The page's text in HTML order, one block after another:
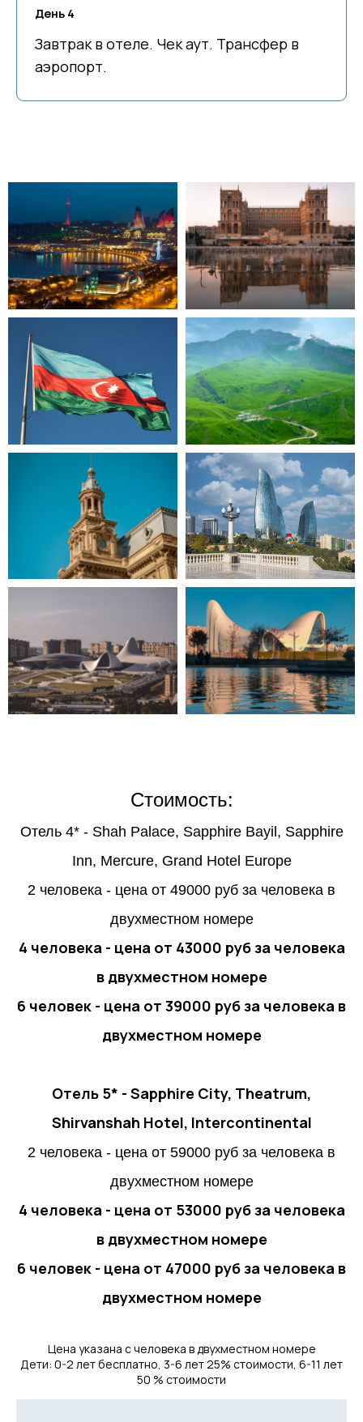
День 4
Завтрак в отеле. Чек аут. Трансфер в
аэропорт.
Стоимость:
Отель 4* - Shah Palace, Sapphire Bayil, Sapphire
Inn, Mеrcure, Grand Hotel Europe
2 человека - цена от 49000 руб за человека в
двухместном номере
4 человека - цена от 43000 руб за человека
в двухместном номере
6 человек - цена от 39000 руб за человека в
двухместном номере
Отель 5* - Sapphire City, Theatrum,
Shirvanshah Hotel, Intercontinental
2 человека - цена от 59000 руб за человека в
двухместном номере
4 человека - цена от 53000 руб за человека
в двухместном номере
6 человек - цена от 47000 руб за человека в
двухместном номере
Цена указана с человека в двухместном номере
Дети: 0-2 лет бесплатно, 3-6 лет 25% стоимости, 6-11 лет
50 % стоимости